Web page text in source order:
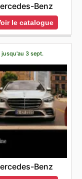
Benz
le catalogue
jusqu'au 3 sept.
Benz